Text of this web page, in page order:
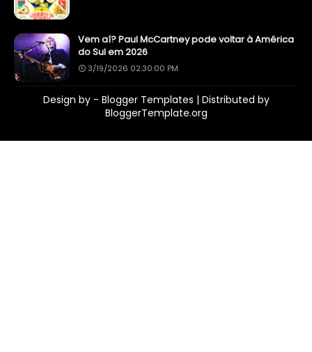
Vem aí? Paul McCartney pode voltar à América
do Sul em 2026
3/19/2026 02:30:00 PM
Design by - Blogger Templates | Distributed by
BloggerTemplate.org